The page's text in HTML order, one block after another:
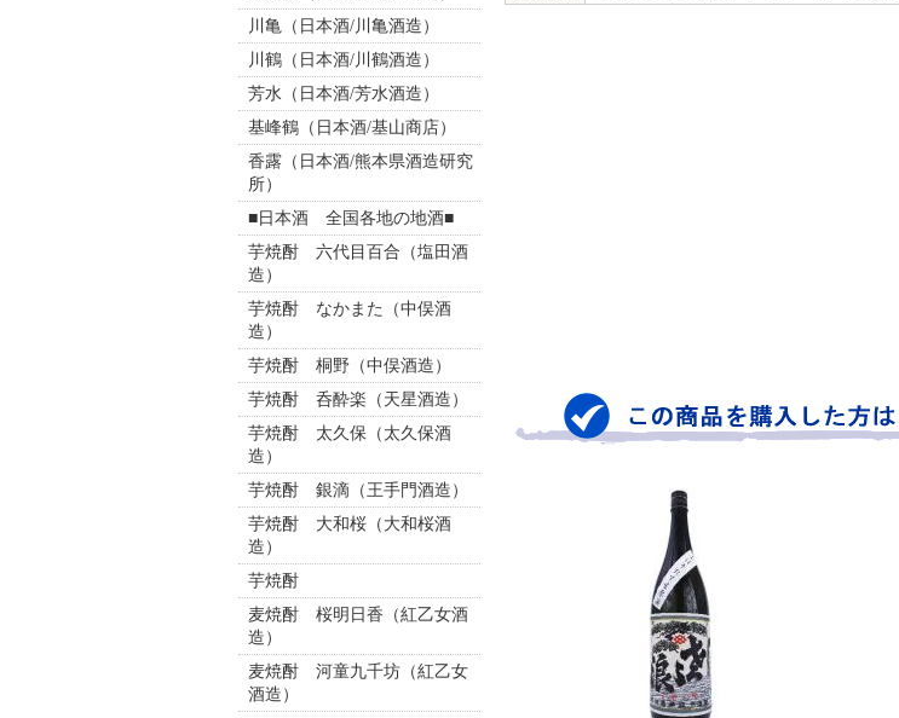
川亀（日本酒/川亀酒造）
川鶴（日本酒/川鶴酒造）
芳水（日本酒/芳水酒造）
基峰鶴（日本酒/基山商店）
香露（日本酒/熊本県酒造研究
所）
■日本酒 全国各地の地酒■
芋焼酎 六代目百合（塩田酒
造）
芋焼酎 なかまた（中俣酒
造）
芋焼酎 桐野（中俣酒造）
芋焼酎 呑酔楽（天星酒造）
芋焼酎 太久保（太久保酒
造）
芋焼酎 銀滴（王手門酒造）
芋焼酎 大和桜（大和桜酒
造）
芋焼酎
麦焼酎 桜明日香（紅乙女酒
造）
麦焼酎 河童九千坊（紅乙女
酒造）